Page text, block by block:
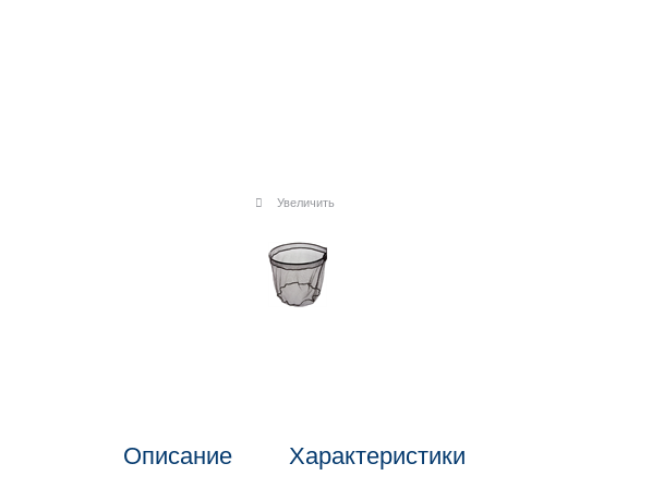
Увеличить
Описание Характеристики